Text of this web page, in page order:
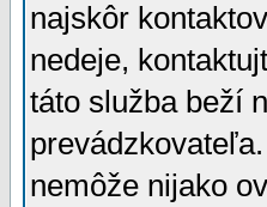
najskôr
nedeje,
táto služba beží
nemôže nijako